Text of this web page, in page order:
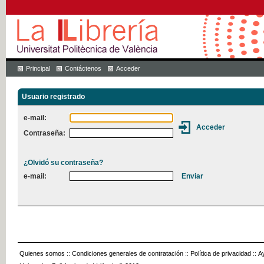
Principal Contáctenos Acceder
Usuario registrado
e-mail:
Contraseña:
¿Olvidó su contraseña?
e-mail:
Quienes somos :: Condiciones generales de contratación :: Política de privacidad ::